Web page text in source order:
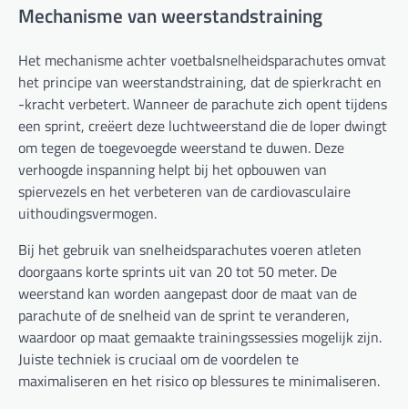
Mechanisme van weerstandstraining
Het mechanisme achter voetbalsnelheidsparachutes omvat
het principe van weerstandstraining, dat de spierkracht en
-kracht verbetert. Wanneer de parachute zich opent tijdens
een sprint, creëert deze luchtweerstand die de loper dwingt
om tegen de toegevoegde weerstand te duwen. Deze
verhoogde inspanning helpt bij het opbouwen van
spiervezels en het verbeteren van de cardiovasculaire
uithoudingsvermogen.
Bij het gebruik van snelheidsparachutes voeren atleten
doorgaans korte sprints uit van 20 tot 50 meter. De
weerstand kan worden aangepast door de maat van de
parachute of de snelheid van de sprint te veranderen,
waardoor op maat gemaakte trainingssessies mogelijk zijn.
Juiste techniek is cruciaal om de voordelen te
maximaliseren en het risico op blessures te minimaliseren.